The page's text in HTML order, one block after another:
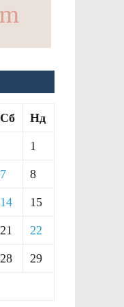
Сб Нд
1
7 8
14 15
21 22
28 29